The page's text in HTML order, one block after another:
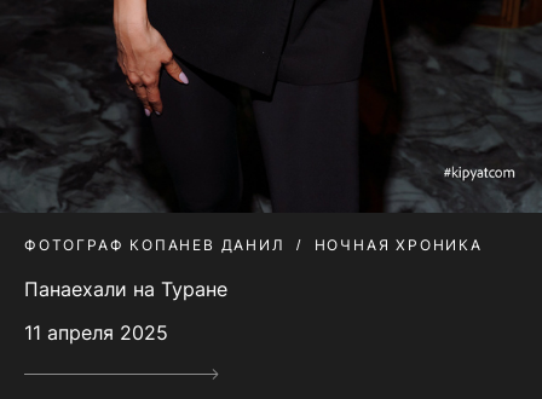
ФОТОГРАФ КОПАНЕВ ДАНИЛ НОЧНАЯ ХРОНИКА
Панаехали на Туране
11 апреля 2025